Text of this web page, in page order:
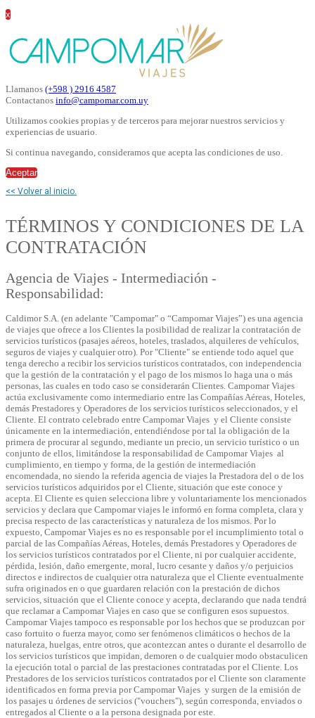
x
Llamanos (+598 ) 2916 4587
Contactanos info@campomar.com.uy
Utilizamos cookies propias y de terceros para mejorar nuestros servicios y
experiencias de usuario.
Si continua navegando, consideramos que acepta las condiciones de uso.
Aceptar
<< Volver al inicio.
TÉRMINOS Y CONDICIONES DE LA
CONTRATACIÓN
Agencia de Viajes - Intermediación -
Responsabilidad:
Caldimor S.A. (en adelante "Campomar" o “Campomar Viajes”) es una agencia
de viajes que ofrece a los Clientes la posibilidad de realizar la contratación de
servicios turísticos (pasajes aéreos, hoteles, traslados, alquileres de vehículos,
seguros de viajes y cualquier otro). Por "Cliente" se entiende todo aquel que
tenga derecho a recibir los servicios turísticos contratados, con independencia
que la gestión de la contratación y el pago de los mismos lo haga una o más
personas, las cuales en todo caso se considerarán Clientes. Campomar Viajes
actúa exclusivamente como intermediario entre las Compañías Aéreas, Hoteles,
demás Prestadores y Operadores de los servicios turísticos seleccionados, y el
Cliente. El contrato celebrado entre Campomar Viajes y el Cliente consiste
únicamente en la intermediación, entendiéndose por tal la obligación de la
primera de procurar al segundo, mediante un precio, un servicio turístico o un
conjunto de ellos, limitándose la responsabilidad de Campomar Viajes al
cumplimiento, en tiempo y forma, de la gestión de intermediación
encomendada, no siendo la referida agencia de viajes la Prestadora del o de los
servicios turísticos adquiridos por el Cliente, situación que este conoce y
acepta. El Cliente es quien selecciona libre y voluntariamente los mencionados
servicios y declara que Campomar viajes le informó en forma completa, clara y
precisa respecto de las características y naturaleza de los mismos. Por lo
expuesto, Campomar Viajes es no es responsable por el incumplimiento total o
parcial de las Compañías Aéreas, Hoteles, demás Prestadores y Operadores de
los servicios turísticos contratados por el Cliente, ni por cualquier accidente,
pérdida, lesión, daño emergente, moral, lucro cesante y daños y/o perjuicios
directos e indirectos de cualquier otra naturaleza que el Cliente eventualmente
sufra originados en o que guardaren relación con la prestación de dichos
servicios, situación que el Cliente conoce y acepta, declarando que nada tendrá
que reclamar a Campomar Viajes en caso que se configuren esos supuestos.
Campomar Viajes tampoco es responsable por los hechos que se produzcan por
caso fortuito o fuerza mayor, como ser fenómenos climáticos o hechos de la
naturaleza, huelgas, entre otros, que acontezcan antes o durante el desarrollo de
los servicios turísticos que impidan, demoren o de cualquier modo obstaculicen
la ejecución total o parcial de las prestaciones contratadas por el Cliente. Los
Prestadores de los servicios turísticos contratados por el Cliente son claramente
identificados en forma previa por Campomar Viajes y surgen de la emisión de
los pasajes u órdenes de servicios ("vouchers"), según corresponda, enviados o
entregados al Cliente o a la persona designada por este.